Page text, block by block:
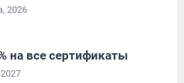
2026
на все сертификаты